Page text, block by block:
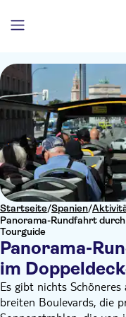
Startseite/Spanien/
Panorama-Rundfahrt
Tourguide
Panorama-
im
Es gibt nichts
breiten Boulevards, die